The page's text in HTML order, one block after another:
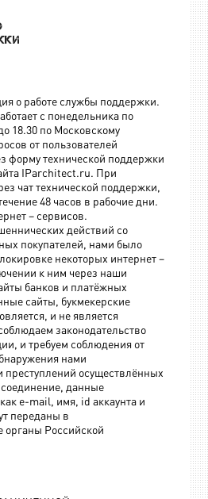
о работе службы поддержки.
с понедельника по
18.30 по Московскому
от пользователей
форму технической поддержки
IParchitect.ru. При
чат технической поддержки,
48 часов в рабочие дни.
– сервисов.
действий со
покупателей, нами было
некоторых интернет –
к ним через наши
банков и платёжных
сайты, букмекерские
и не является
законодательство
и требуем соблюдения от
нами
осуществлённых
данные
e-mail, имя, id аккаунта и
переданы в
органы Российской